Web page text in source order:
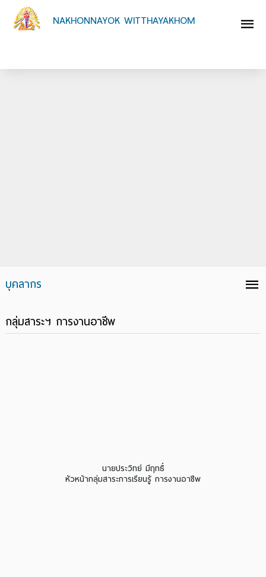
NAKHONNAYOK WITTHAYAKHOM
บุคลากร
กลุ่มสาระฯ การงานอาชีพ
นายประวิทย์ มีฤทธิ์
หัวหน้ากลุ่มสาระการเรียนรู้ การงานอาชีพ